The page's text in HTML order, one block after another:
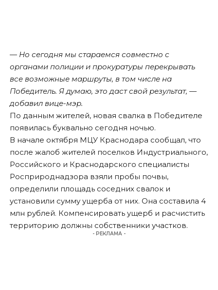
— Но сегодня мы стараемся совместно с
органами полиции и прокуратуры перекрывать
все возможные маршруты, в том числе на
Победитель. Я думаю, это даст свой результат, —
добавил вице-мэр.
По данным жителей, новая свалка в Победителе
появилась буквально сегодня ночью.
В начале октября МЦУ Краснодара сообщал, что
после жалоб жителей поселков Индустриального,
Российского и Краснодарского специалисты
Росприроднадзора взяли пробы почвы,
определили площадь соседних свалок и
установили сумму ущерба от них. Она составила 4
млн рублей. Компенсировать ущерб и расчистить
территорию должны собственники участков.
- РЕКЛАМА -